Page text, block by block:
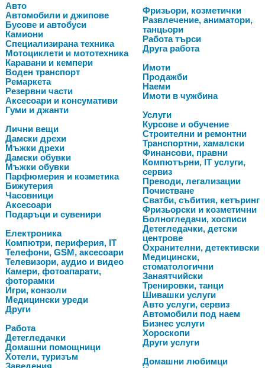
Авто
Автомобили и джипове
Бусове и автобуси
Камиони
Специализирана техника
Мотоциклети и мототехника
Каравани и кемпери
Воден транспорт
Ремаркета
Резервни части
Аксесоари и консумативи
Гуми и джанти
Лични вещи
Дамски дрехи
Мъжки дрехи
Дамски обувки
Мъжки обувки
Парфюмерия и козметика
Бижутерия
Часовници
Аксесоари
Подаръци и сувенири
Електроника
Компютри, периферия, IT
Телефони, GSM, аксесоари
Телевизори, аудио и видео
Камери, фотоапарати,
фоторамки
Игри, конзоли
Медицински уреди
Други
Работа
Детегледачки
Домашни помощници
Хотели, туризъм
Заведения
Фризьори, козметички
Развлечение, аниматори,
танцьори
Работа търси
Друга работа
Имоти
Продажби
Наеми
Имоти в чужбина
Услуги
Курсове и обучение
Строителни и ремонтни
Транспортни, хамалски
Финансови, правни
Компютърни, IT услуги,
сервиз
Преводи, легализации
Почистване
Сватби, събития, кетъринг
Фризьорски и козметични
Болногледачи, хосписи
Детегледачки, детски
центрове
Охранителни, детективски
Медицински,
стоматологични
Занаятчийски
Тренировки, танци
Шивашки услуги
Авто услуги, сервиз
Автомобили под наем
Бизнес услуги
Хороскопи
Други услуги
Домашни любимци